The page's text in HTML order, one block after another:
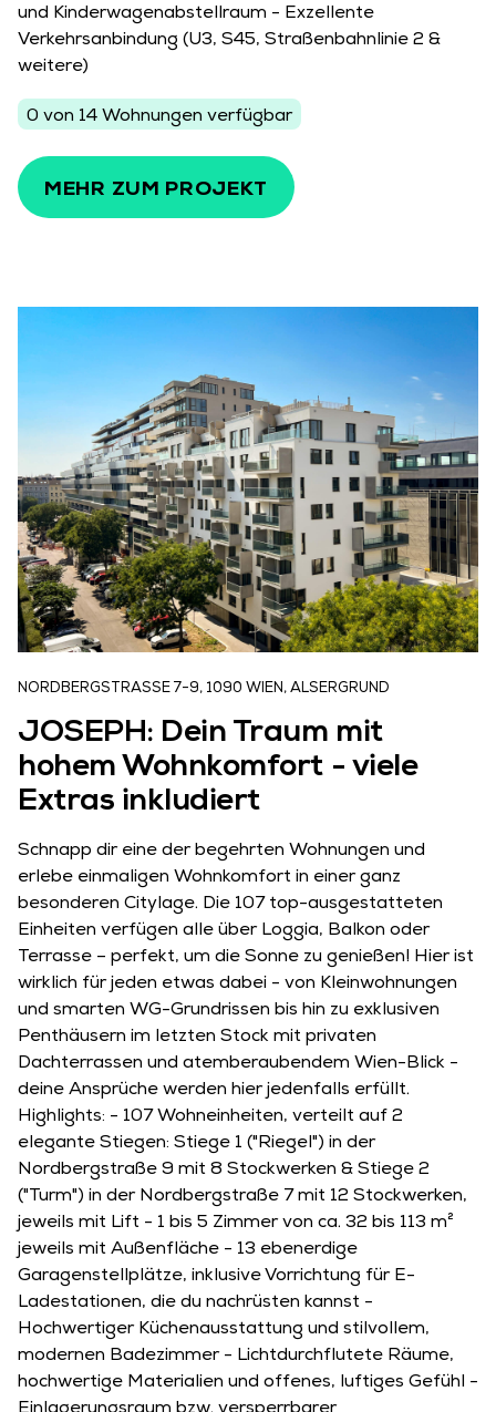
und Kinderwagenabstellraum - Exzellente
Verkehrsanbindung (U3, S45, Straßenbahnlinie 2 &
weitere)
0 von 14 Wohnungen verfügbar
MEHR ZUM PROJEKT
NORDBERGSTRASSE 7-9, 1090 WIEN, ALSERGRUND
JOSEPH: Dein Traum mit
hohem Wohnkomfort - viele
Extras inkludiert
Schnapp dir eine der begehrten Wohnungen und
erlebe einmaligen Wohnkomfort in einer ganz
besonderen Citylage. Die 107 top-ausgestatteten
Einheiten verfügen alle über Loggia, Balkon oder
Terrasse – perfekt, um die Sonne zu genießen! Hier ist
wirklich für jeden etwas dabei - von Kleinwohnungen
und smarten WG-Grundrissen bis hin zu exklusiven
Penthäusern im letzten Stock mit privaten
Dachterrassen und atemberaubendem Wien-Blick -
deine Ansprüche werden hier jedenfalls erfüllt.
Highlights: - 107 Wohneinheiten, verteilt auf 2
elegante Stiegen: Stiege 1 ("Riegel") in der
Nordbergstraße 9 mit 8 Stockwerken & Stiege 2
("Turm") in der Nordbergstraße 7 mit 12 Stockwerken,
jeweils mit Lift - 1 bis 5 Zimmer von ca. 32 bis 113 m²
jeweils mit Außenfläche - 13 ebenerdige
Garagenstellplätze, inklusive Vorrichtung für E-
Ladestationen, die du nachrüsten kannst -
Hochwertiger Küchenausstattung und stilvollem,
modernen Badezimmer - Lichtdurchflutete Räume,
hochwertige Materialien und offenes, luftiges Gefühl -